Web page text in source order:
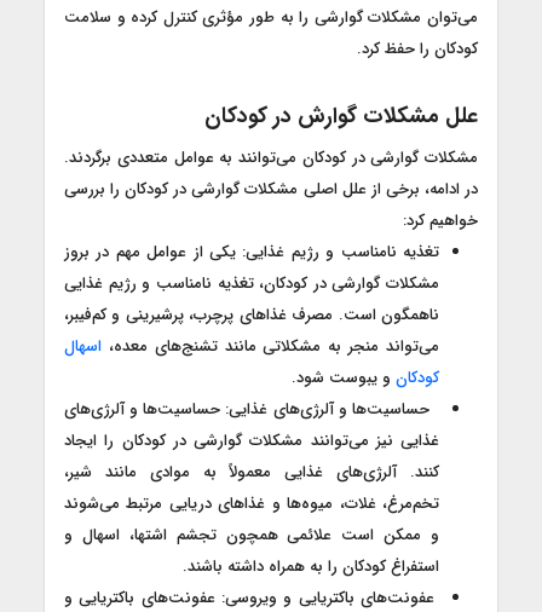
می‌توان مشکلات گوارشی را به طور مؤثری کنترل کرده و سلامت
کودکان را حفظ کرد.
علل مشکلات گوارش در کودکان
مشکلات گوارشی در کودکان می‌توانند به عوامل متعددی برگردند.
در ادامه، برخی از علل اصلی مشکلات گوارشی در کودکان را بررسی
خواهیم کرد:
تغذیه نامناسب و رژیم غذایی: یکی از عوامل مهم در بروز
مشکلات گوارشی در کودکان، تغذیه نامناسب و رژیم غذایی
ناهمگون است. مصرف غذاهای پرچرب، پرشیرینی و کم‌فیبر،
می‌تواند منجر به مشکلاتی مانند تشنج‌های معده، اسهال
کودکان و یبوست شود.
حساسیت‌ها و آلرژی‌های غذایی: حساسیت‌ها و آلرژی‌های
غذایی نیز می‌توانند مشکلات گوارشی در کودکان را ایجاد
کنند. آلرژی‌های غذایی معمولاً به موادی مانند شیر،
تخم‌مرغ، غلات، میوه‌ها و غذاهای دریایی مرتبط می‌شوند
و ممکن است علائمی همچون تجشم اشتها، اسهال و
استفراغ کودکان را به همراه داشته باشند.
عفونت‌های باکتریایی و ویروسی: عفونت‌های باکتریایی و